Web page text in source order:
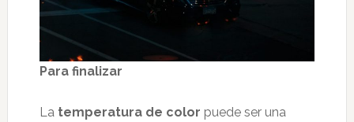
Para finalizar
La temperatura de color puede ser una